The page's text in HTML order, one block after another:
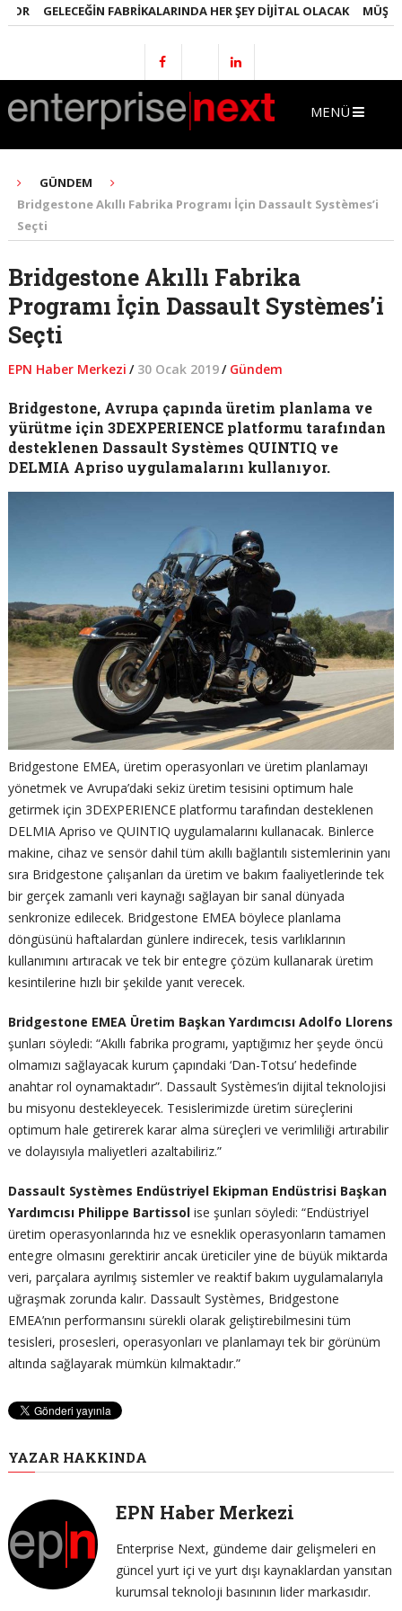
GELECEĞIN FABRIKALARINDA HER ŞEY DIJITAL OLACAK MÜŞTERI
MENÜ
GÜNDEM
Bridgestone Akıllı Fabrika Programı İçin Dassault Systèmes’i
Seçti
Bridgestone Akıllı Fabrika
Programı İçin Dassault Systèmes’i
Seçti
EPN Haber Merkezi / 30 Ocak 2019/ Gündem
Bridgestone, Avrupa çapında üretim planlama ve
yürütme için 3DEXPERIENCE platformu tarafından
desteklenen Dassault Systèmes QUINTIQ ve
DELMIA Apriso uygulamalarını kullanıyor.
Bridgestone EMEA, üretim operasyonları ve üretim planlamayı
yönetmek ve Avrupa’daki sekiz üretim tesisini optimum hale
getirmek için 3DEXPERIENCE platformu tarafından desteklenen
DELMIA Apriso ve QUINTIQ uygulamalarını kullanacak. Binlerce
makine, cihaz ve sensör dahil tüm akıllı bağlantılı sistemlerinin yanı
sıra Bridgestone çalışanları da üretim ve bakım faaliyetlerinde tek
bir gerçek zamanlı veri kaynağı sağlayan bir sanal dünyada
senkronize edilecek. Bridgestone EMEA böylece planlama
döngüsünü haftalardan günlere indirecek, tesis varlıklarının
kullanımını artıracak ve tek bir entegre çözüm kullanarak üretim
kesintilerine hızlı bir şekilde yanıt verecek.
Bridgestone EMEA Üretim Başkan Yardımcısı Adolfo Llorens
şunları söyledi: “Akıllı fabrika programı, yaptığımız her şeyde öncü
olmamızı sağlayacak kurum çapındaki ‘Dan-Totsu’ hedefinde
anahtar rol oynamaktadır”. Dassault Systèmes’in dijital teknolojisi
bu misyonu destekleyecek. Tesislerimizde üretim süreçlerini
optimum hale getirerek karar alma süreçleri ve verimliliği artırabilir
ve dolayısıyla maliyetleri azaltabiliriz.”
Dassault Systèmes Endüstriyel Ekipman Endüstrisi Başkan
Yardımcısı Philippe Bartissolise şunları söyledi: “Endüstriyel
üretim operasyonlarında hız ve esneklik operasyonların tamamen
entegre olmasını gerektirir ancak üreticiler yine de büyük miktarda
veri, parçalara ayrılmış sistemler ve reaktif bakım uygulamalarıyla
uğraşmak zorunda kalır. Dassault Systèmes, Bridgestone
EMEA’nın performansını sürekli olarak geliştirebilmesini tüm
tesisleri, prosesleri, operasyonları ve planlamayı tek bir görünüm
altında sağlayarak mümkün kılmaktadır.”
YAZAR HAKKINDA
EPN Haber Merkezi
Enterprise Next, gündeme dair gelişmeleri en
güncel yurt içi ve yurt dışı kaynaklardan yansıtan
kurumsal teknoloji basınının lider markasıdır.